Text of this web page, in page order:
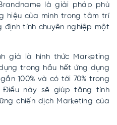
là giải pháp phù
hiệu của mình trong tâm trí
định tính chuyên nghiệp một
giá là hình thức Marketing
trong hầu hết ứng dụng
100% và có tới 70% trong
này sẽ giúp tăng tính
chiến dịch Marketing của